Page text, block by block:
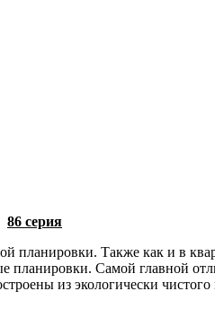
86 серия
планировки. Также как и в
планировки. Самой главной
из экологически чистого